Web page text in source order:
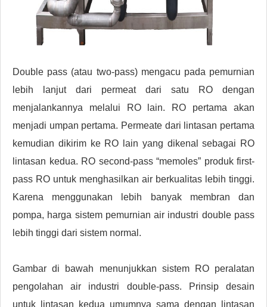
Double pass (atau two-pass) mengacu pada pemurnian
lebih lanjut dari permeat dari satu RO dengan
menjalankannya melalui RO lain. RO pertama akan
menjadi umpan pertama. Permeate dari lintasan pertama
kemudian dikirim ke RO lain yang dikenal sebagai RO
lintasan kedua. RO second-pass “memoles” produk first-
pass RO untuk menghasilkan air berkualitas lebih tinggi.
Karena menggunakan lebih banyak membran dan
pompa, harga sistem pemurnian air industri double pass
lebih tinggi dari sistem normal.
Gambar di bawah menunjukkan sistem RO peralatan
pengolahan air industri double-pass. Prinsip desain
untuk lintasan kedua umumnya sama dengan lintasan